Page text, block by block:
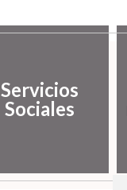
Servicios
Sociales